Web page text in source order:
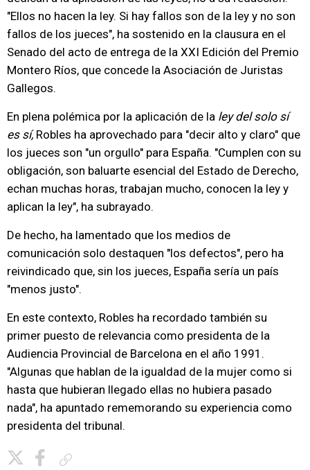
"Ellos no hacen la ley. Si hay fallos son de la ley y no son
fallos de los jueces", ha sostenido en la clausura en el
Senado del acto de entrega de la XXI Edición del Premio
Montero Ríos, que concede la Asociación de Juristas
Gallegos.
En plena polémica por la aplicación de la ley del solo sí
es sí,Robles ha aprovechado para "decir alto y claro" que
los jueces son "un orgullo" para España. "Cumplen con su
obligación, son baluarte esencial del Estado de Derecho,
echan muchas horas, trabajan mucho, conocen la ley y
aplican la ley", ha subrayado.
De hecho, ha lamentado que los medios de
comunicación solo destaquen "los defectos", pero ha
reivindicado que, sin los jueces, España sería un país
"menos justo".
En este contexto, Robles ha recordado también su
primer puesto de relevancia como presidenta de la
Audiencia Provincial de Barcelona en el año 1991.
"Algunas que hablan de la igualdad de la mujer como si
hasta que hubieran llegado ellas no hubiera pasado
nada", ha apuntado rememorando su experiencia como
presidenta del tribunal.